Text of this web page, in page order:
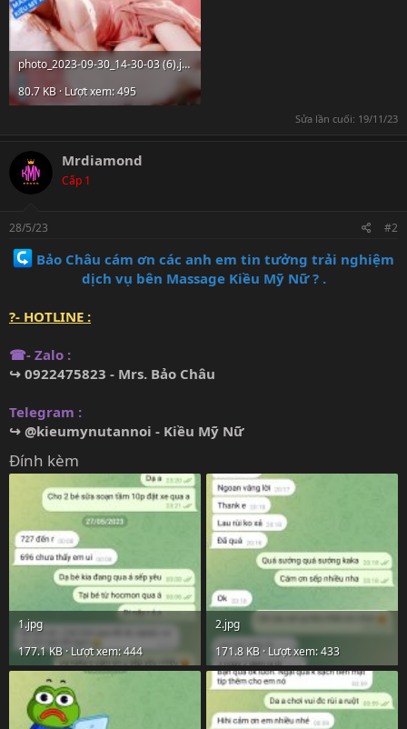
photo_2023-09-30_14-30-03 (6).jpg
80.7 KB · Lượt xem: 495
Sửa lần cuối: 19/11/23
Mrdiamond
Cấp 1
28/5/23 #2
Bảo Châu cám ơn các anh em tin tưởng trải nghiệm
dịch vụ bên Massage Kiều Mỹ Nữ ? .
?- HOTLINE :
☎- Zalo :
↪ 0922475823 - Mrs. Bảo Châu
Telegram :
↪ @kieumynutannoi - Kiều Mỹ Nữ
Đính kèm
1.jpg
177.1 KB · Lượt xem: 444
2.jpg
171.8 KB · Lượt xem: 433